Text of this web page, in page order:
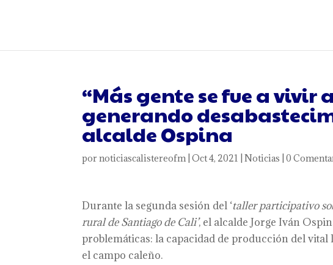
“Más gente se fue a vivir
generando
alcalde Ospina
pornoticiascalistereofm|Oct 4, 2021 |Noticias |0
Durante la segunda sesión del ‘taller participativo
rural de Santiago de Cali’, el alcalde Jorge Iván
problemáticas: la capacidad de producción del
el campo caleño.